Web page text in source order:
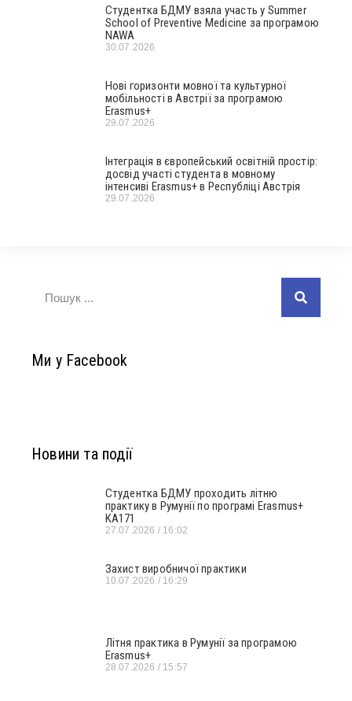
Студентка БДМУ взяла участь у Summer
School of Preventive Medicine за програмою
NAWA
30.07.2026
Нові горизонти мовної та культурної
мобільності в Австрії за програмою
Erasmus+
29.07.2026
Інтеграція в європейський освітній простір:
досвід участі студента в мовному
інтенсиві Erasmus+ в Республіці Австрія
29.07.2026
Ми у Facebook
Новини та події
Студентка БДМУ проходить літню
практику в Румунії по програмі Erasmus+
KA171
27.07.2026 16:02
Захист виробничої практики
10.07.2026 16:29
Літня практика в Румунії за програмою
Erasmus+
28.07.2026 15:57